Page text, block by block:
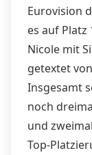
Eurovision
es auf Platz
Nicole mit
getextet
Insgesamt
noch
und
Top-